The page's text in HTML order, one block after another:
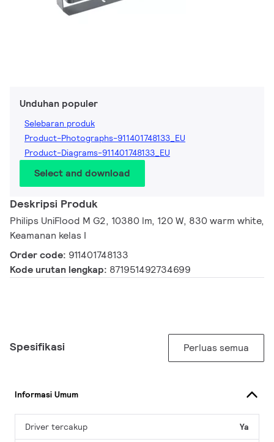
Unduhan populer
Selebaran produk
Product-Photographs-911401748133_EU
Product-Diagrams-911401748133_EU
Select and download
Deskripsi Produk
Philips UniFlood M G2, 10380 lm, 120 W, 830 warm white,
Keamanan kelas I
Order code: 911401748133
Kode urutan lengkap: 871951492734699
Spesifikasi Perluas semua
Informasi Umum
Driver tercakup Ya